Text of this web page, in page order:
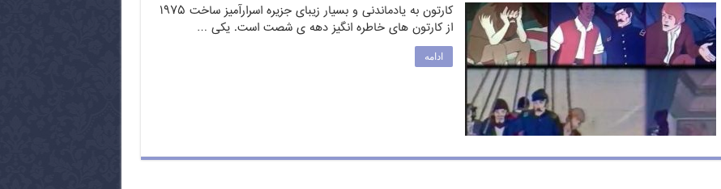
کارتون به یادماندنی و بسیار زیبای جزیره اسرارآمیز ساخت ۱۹۷۵
از کارتون های خاطره انگیز دهه ی شصت است. یکی …
ادامه